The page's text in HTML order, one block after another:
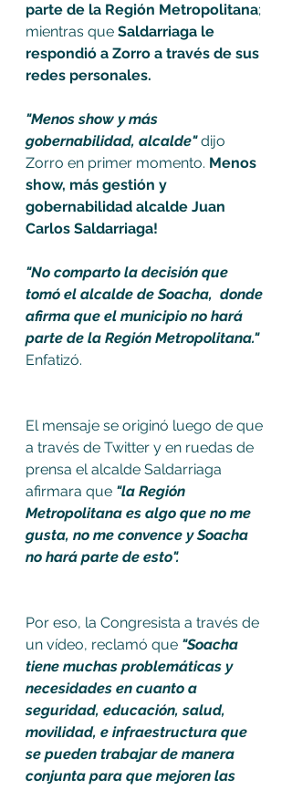
parte de la Región Metropolitana;
mientras que Saldarriaga le
respondió a Zorro a través de sus
redes personales.
"Menos show y más
gobernabilidad, alcalde" dijo
Zorro en primer momento. Menos
show, más gestión y
gobernabilidad alcalde Juan
Carlos Saldarriaga!
"No comparto la decisión que
tomó el alcalde de Soacha,  donde
afirma que el municipio no hará
parte de la Región Metropolitana."
Enfatizó.
El mensaje se originó luego de que
a través de Twitter y en ruedas de
prensa el alcalde Saldarriaga
afirmara que "la Región
Metropolitana es algo que no me
gusta, no me convence y Soacha
no hará parte de esto".
Por eso, la Congresista a través de
un vídeo, reclamó que "Soacha
tiene muchas problemáticas y
necesidades en cuanto a
seguridad, educación, salud,
movilidad, e infraestructura que
se pueden trabajar de manera
conjunta para que mejoren las